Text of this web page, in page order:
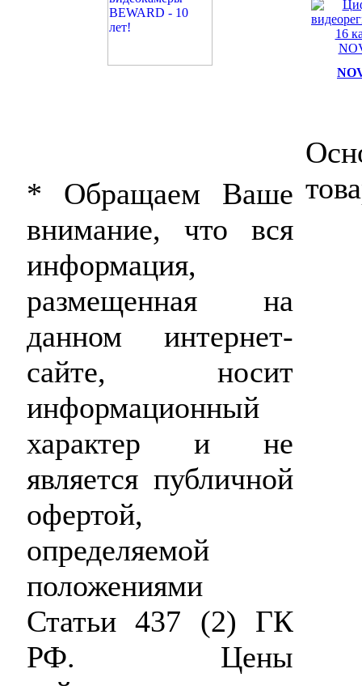
* Обращаем Ваше
внимание, что вся
информация,
размещенная на
данном интернет-
сайте, носит
информационный
характер и не
является публичной
офертой,
определяемой
положениями
Статьи 437 (2) ГК
РФ. Цены